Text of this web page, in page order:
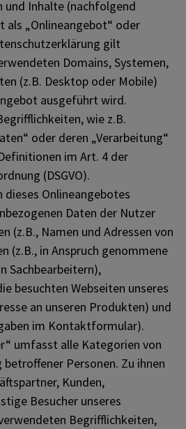
und Inhalte (nachfolgend
als „Onlineangebot“ oder
gilt
Domains, Systemen,
(z.B. Desktop oder Mobile)
ausgeführt wird.
wie z.B.
oder deren „Verarbeitung“
im Art. 4 der
(DSGVO).
dieses Onlineangebotes
Daten der Nutzer
(z.B., Namen und Adressen von
(z.B., in Anspruch genommene
Sachbearbeitern),
besuchten Webseiten unseres
an unseren Produkten) und
im Kontaktformular).
umfasst alle Kategorien von
Personen. Zu ihnen
Kunden,
Besucher unseres
Begrifflichkeiten,